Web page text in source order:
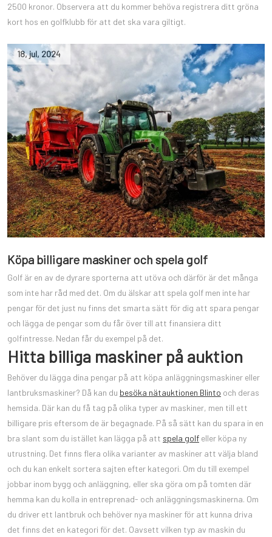
2500 kronor. Observera att du kommer behöva registrera ditt gröna
kort hos en golfklubb för att det ska vara giltigt.
18,jul, 2024
Köpa billigare maskiner och spela golf
Golf är en av de dyrare sporterna att utöva och därför är det många
som inte har råd med det. Om du älskar att spela golf men inte har
pengar för det just nu finns det smarta sätt för dig att spara pengar
och lägga de pengar som du får över till att finansiera ditt
golfintresse. Nedan får du exempel på det.
Hitta billiga maskiner på auktion
Behöver du lägga dina pengar på att köpa anläggningsmaskiner eller
lantbruksmaskiner? Då kan du besöka nätauktionen Blinto och deras
hemsida. Där kan du få tag på olika typer av maskiner, men till ett
billigare pris eftersom de är begagnade. På så sätt kan du spara in en
bra slant som du istället kan lägga på att spela golf eller köpa ny
utrustning. Det finns flera olika varianter av maskiner att välja bland
och du kan enkelt sortera sajten efter kategori. Om du till exempel
jobbar inom bygg och anläggning, eller ska göra om på tomten där
hemma kan du kolla in entreprenad- och anläggningsmaskinerna. Om
du driver ett lantbruk och behöver nya maskiner för att kunna driva
det finns det en kategori för det. Oavsett vilken typ av maskin du